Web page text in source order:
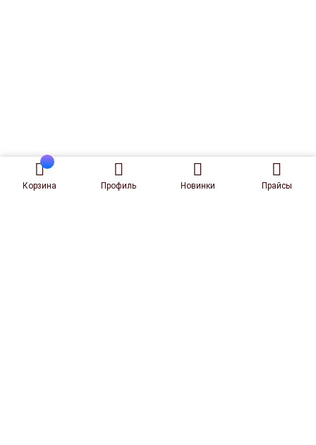
Корзина Профиль Новинки Прайсы